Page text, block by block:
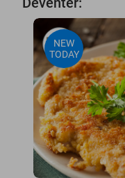
NEW
TODAY